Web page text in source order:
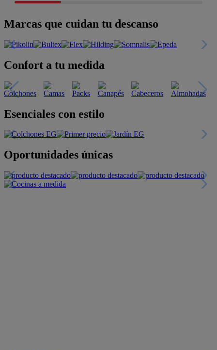
Marcas que cuidan tu descanso
Confort a tu medida
Esenciales con estilo
Oportunidades únicas